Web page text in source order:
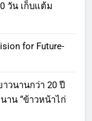
วัน เก็บแต้ม
for Future-
าวนานกว่า 20 ปี
าน “ข้าวหน้าไก่